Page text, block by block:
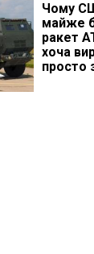
Чому
майже
ракет
хоча
просто